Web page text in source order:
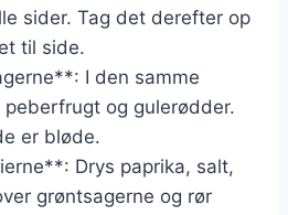
sider. Tag det derefter op
til side.
I den samme
og gulerødder.
er bløde.
Drys paprika, salt,
grøntsagerne og rør